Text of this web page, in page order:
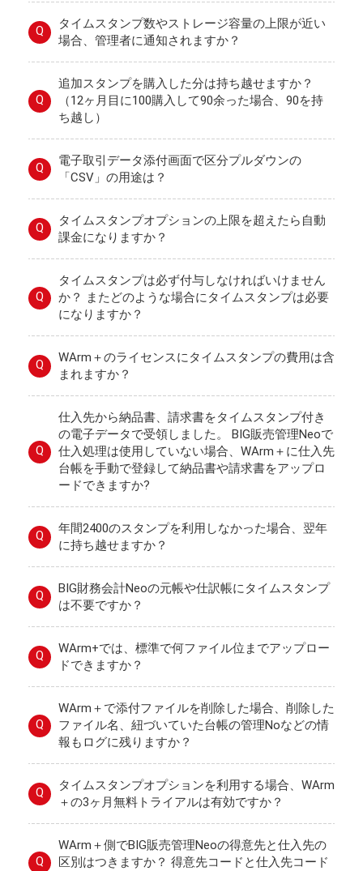
Q
タイムスタンプ数やストレージ容量の上限が近い
場合、管理者に通知されますか？
Q
追加スタンプを購入した分は持ち越せますか？
（12ヶ月目に100購入して90余った場合、90を持
ち越し）
Q
電子取引データ添付画面で区分プルダウンの
「CSV」の用途は？
Q
タイムスタンプオプションの上限を超えたら自動
課金になりますか？
Q
タイムスタンプは必ず付与しなければいけません
か？ またどのような場合にタイムスタンプは必要
になりますか？
Q
WArm＋のライセンスにタイムスタンプの費用は含
まれますか？
Q
仕入先から納品書、請求書をタイムスタンプ付き
の電子データで受領しました。 BIG販売管理Neoで
仕入処理は使用していない場合、WArm＋に仕入先
台帳を手動で登録して納品書や請求書をアップロ
ードできますか?
Q
年間2400のスタンプを利用しなかった場合、翌年
に持ち越せますか？
Q
BIG財務会計Neoの元帳や仕訳帳にタイムスタンプ
は不要ですか？
Q
WArm+では、標準で何ファイル位までアップロー
ドできますか？
Q
WArm＋で添付ファイルを削除した場合、削除した
ファイル名、紐づいていた台帳の管理Noなどの情
報もログに残りますか？
Q
タイムスタンプオプションを利用する場合、WArm
＋の3ヶ月無料トライアルは有効ですか？
Q
WArm＋側でBIG販売管理Neoの得意先と仕入先の
区別はつきますか？ 得意先コードと仕入先コード